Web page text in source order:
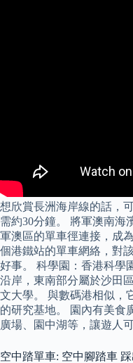
想欣賞長洲海岸線的話，
需約30分鐘。 將軍澳南海
軍澳區的單車徑連接，成
個港鐵站的單車網絡，對
好事。 科學園：香港科學
沿岸，東南部分屬於沙田
文大學。 與數碼港相似，
的研究基地。 園內有美食
廣場、園中湖等，讓遊人
空中踏單車: 空中腳踏車